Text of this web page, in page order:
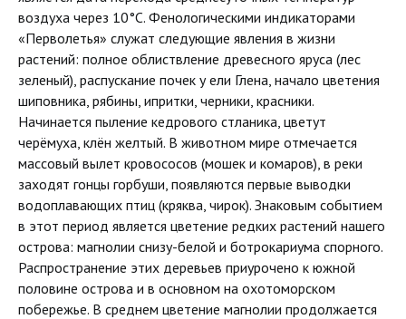
воздуха через 10°С. Фенологическими индикаторами
«Перволетья» служат следующие явления в жизни
растений: полное облиствление древесного яруса (лес
зеленый), распускание почек у ели Глена, начало цветения
шиповника, рябины, ипритки, черники, красники.
Начинается пыление кедрового стланика, цветут
черёмуха, клён желтый. В животном мире отмечается
массовый вылет кровососов (мошек и комаров), в реки
заходят гонцы горбуши, появляются первые выводки
водоплавающих птиц (кряква, чирок). Знаковым событием
в этот период является цветение редких растений нашего
острова: магнолии снизу-белой и ботрокариума спорного.
Распространение этих деревьев приурочено к южной
половине острова и в основном на охотоморском
побережье. В среднем цветение магнолии продолжается